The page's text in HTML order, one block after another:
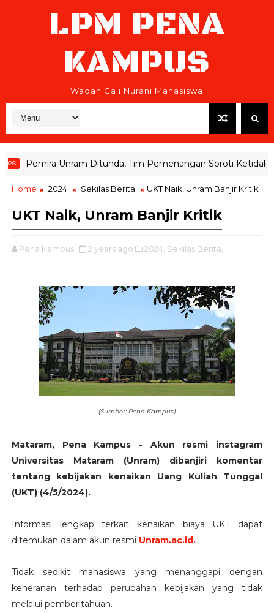
LPM PENA
KAMPUS
Wadah Gali Nurani Mahasiswa
Pemira Unram Ditunda, Tim Pemenangan Soroti
Home 2024 Sekilas Berita UKT Naik, Unram Banjir Kritik
UKT Naik, Unram Banjir Kritik
Pena Kampus 2 years ago 2024, Sekilas Berita,
(Sumber: Pena Kampus)
Mataram, Pena Kampus - Akun resmi instagram
Universitas Mataram (Unram) dibanjiri komentar
tentang kebijakan kenaikan Uang Kuliah Tunggal
(UKT) (4/5/2024).
Informasi lengkap terkait kenaikan biaya UKT dapat
ditemukan dalam akun resmi Unram.ac.id.
Tidak sedikit mahasiswa yang menanggapi dengan
keheranan terhadap perubahan kebijakan yang tidak
melalui pemberitahuan.